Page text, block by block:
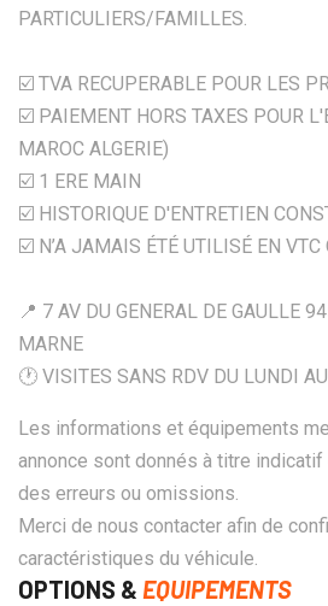
PARTICULIERS/FAMILLES.
☑️ TVA RECUPERABLE POUR LES
☑️ PAIEMENT HORS TAXES POUR
MAROC ALGERIE)
☑️ 1 ERE MAIN
☑️ HISTORIQUE D'ENTRETIEN
☑️ N’A JAMAIS ÉTÉ UTILISÉ EN VTC
📍 7 AV DU GENERAL DE GAULLE
MARNE
🕐 VISITES SANS RDV DU LUNDI
Les informations et équipements
annonce sont donnés à titre
des erreurs ou omissions.
Merci de nous contacter afin de
caractéristiques du véhicule.
OPTIONS & EQUIPEMENTS